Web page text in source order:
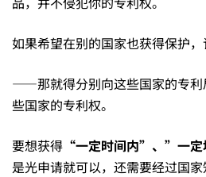
如果希望在别的国家也获得保护，
——那就得分别向这些国家的专
些国家的专利权。
要想获得 “一定时间内”、”一
是光申请就可以，还需要经过国